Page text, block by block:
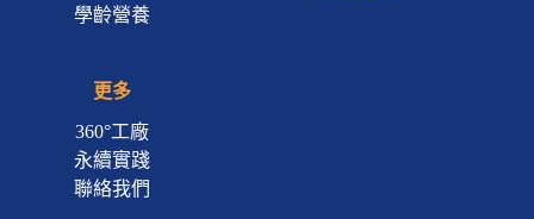
學齡營養
更多
360°工廠
永續實踐
聯絡我們